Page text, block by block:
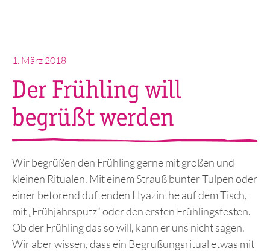
Veröffentlicht
1. März 2018
Der Frühling will
begrüßt werden
Wir begrüßen den Frühling gerne mit großen und
kleinen Ritualen. Mit einem Strauß bunter Tulpen oder
einer betörend duftenden Hyazinthe auf dem Tisch,
mit „Frühjahrsputz“ oder den ersten Frühlingsfesten.
Ob der Frühling das so will, kann er uns nicht sagen.
Wir aber wissen, dass ein Begrüßungsritual etwas mit